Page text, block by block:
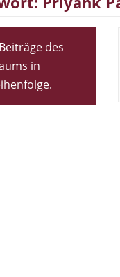
des
in